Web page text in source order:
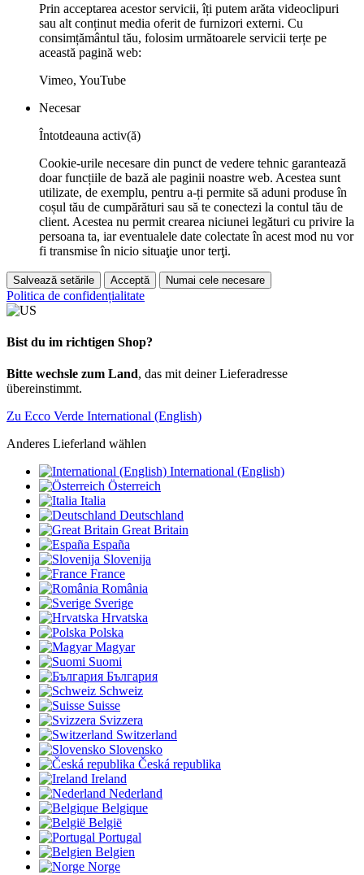
Prin acceptarea acestor servicii, îți putem arăta videoclipuri
sau alt conținut media oferit de furnizori externi. Cu
consimțământul tău, folosim următoarele servicii terțe pe
această pagină web:
Vimeo, YouTube
Necesar
Întotdeauna activ(ă)
Cookie-urile necesare din punct de vedere tehnic garantează
doar funcțiile de bază ale paginii noastre web. Acestea sunt
utilizate, de exemplu, pentru a-ți permite să aduni produse în
coșul tău de cumpărături sau să te conectezi la contul tău de
client. Acestea nu permit crearea niciunei legături cu privire la
persoana ta, iar eventualele date colectate în acest mod nu vor
fi transmise în nicio situaţie unor terţi.
Salvează setările Acceptă Numai cele necesare
Politica de confidențialitate
Bist du im richtigen Shop?
Bitte wechsle zum Land, das mit deiner Lieferadresse
übereinstimmt.
Zu Ecco Verde International (English)
Anderes Lieferland wählen
International (English)
Österreich
Italia
Deutschland
Great Britain
España
Slovenija
France
România
Sverige
Hrvatska
Polska
Magyar
Suomi
България
Schweiz
Suisse
Svizzera
Switzerland
Slovensko
Česká republika
Ireland
Nederland
Belgique
België
Portugal
Belgien
Norge